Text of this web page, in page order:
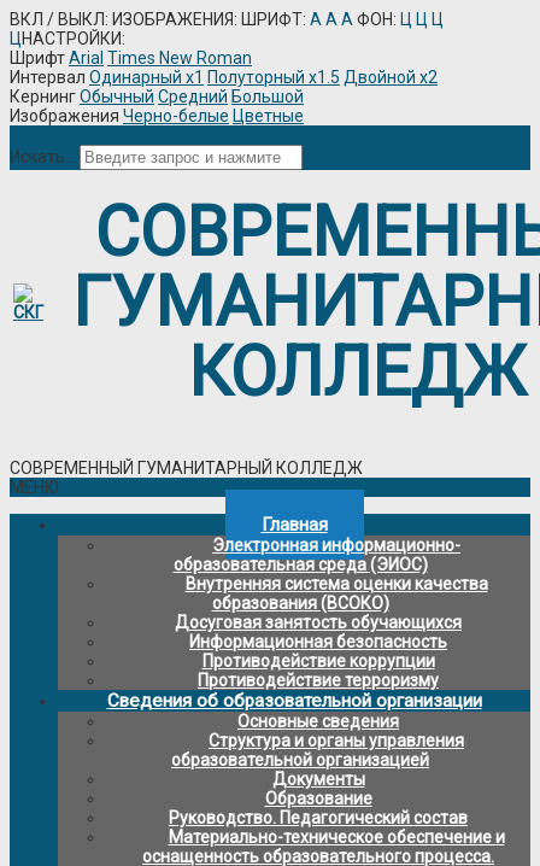
ВКЛ / ВЫКЛ: ИЗОБРАЖЕНИЯ: ШРИФТ: A A A ФОН: Ц Ц Ц
ЦНАСТРОЙКИ:
ШрифтArial Times New Roman
Интервал Одинарный х1 Полуторный х1.5 Двойной х2
КернингОбычный Средний Большой
Изображения Черно-белые Цветные
Искать...
КОЛЛЕДЖ
СОВРЕМЕННЫЙ ГУМАНИТАРНЫЙ КОЛЛЕДЖ
МЕНЮ
Главная
Электронная информационно-
образовательная среда (ЭИОС)
Внутренняя система оценки качества
образования (ВСОКО)
Досуговая занятость обучающихся
Информационная безопасность
Противодействие коррупции
Противодействие терроризму
Сведения об образовательной организации
Основные сведения
Структура и органы управления
образовательной организацией
Документы
Образование
Руководство. Педагогический состав
Материально-техническое обеспечение и
оснащенность образовательного процесса.